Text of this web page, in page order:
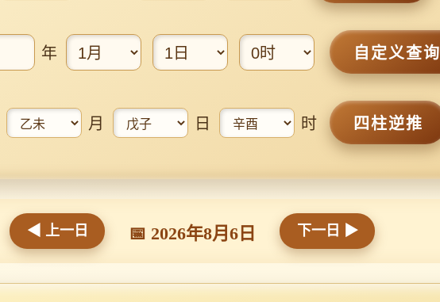
年 自定义查询
月 日 时 四柱逆推
◀ 上一日 📅 2026年8月6日 下一日 ▶